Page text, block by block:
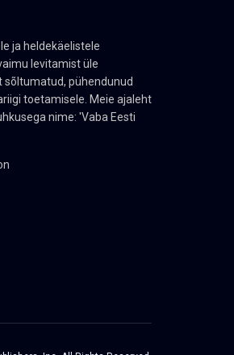
ja heldekäelistele
levitamist üle
sõltumatud, pühendunud
toetamisele. Meie ajaleht
nime: 'Vaba Eesti